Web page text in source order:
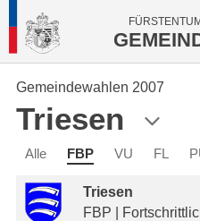
Gemeindewahlen 2007
Triesen
Alle FBP VU FL
Triesen
FBP |